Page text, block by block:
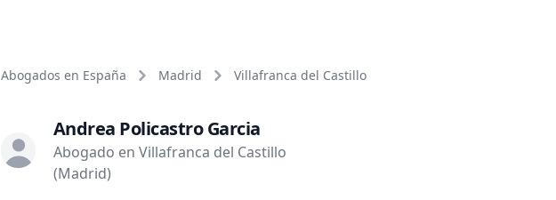
Abogados en España Madrid Villafranca del Castillo
Andrea Policastro Garcia
Abogado en Villafranca del Castillo
(Madrid)